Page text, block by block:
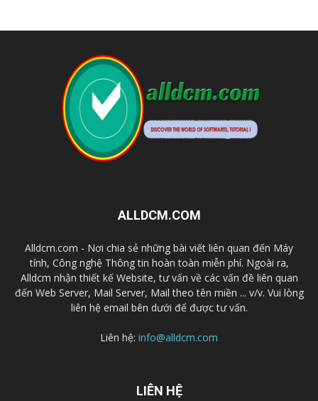
ALLDCM.COM
Alldcm.com - Nơi chia sẻ những bài viết liên quan đến Máy
tính, Công nghệ Thông tin hoàn toàn miễn phí. Ngoài ra,
Alldcm nhận thiết kế Website, tư vấn về các vấn đề liên quan
đến Web Server, Mail Server, Mail theo tên miền ... v/v. Vui lòng
liên hệ email bên dưới để được tư vấn.
Liên hệ: info@alldcm.com
LIÊN HỆ